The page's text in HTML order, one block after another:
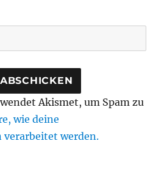
Akismet, um Spam zu
wie deine
werden.